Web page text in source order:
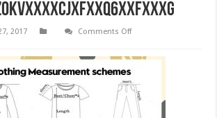
2017 Comments Offon